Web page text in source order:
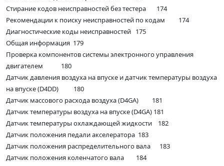
Стирание кодов неисправностей без тестера 174
Рекомендации к поиску неисправностей по кодам 174
Диагностические коды неисправностей 175
Общая информация 179
Проверка компонентов системы электронного управления
двигателем 180
Датчик давления воздуха на впуске и датчик температуры воздуха
на впуске (D4DD) 180
Датчик массового расхода воздуха (D4GA) 181
Датчик температуры воздуха на впуске (D4GA) 181
Датчик температуры охлаждающей жидкости 182
Датчик положения педали акселератора 183
Датчик положения распределительного вала 183
Датчик положения коленчатого вала 184